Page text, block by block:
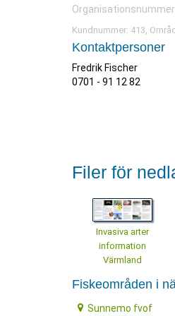
Kundnummer: 413,
Kontaktpersoner
Fredrik Fischer
0701 - 91 12 82
Filer för
Invasiva arter
information
Värmland
Fiskeområden i
Sunnemo fvof